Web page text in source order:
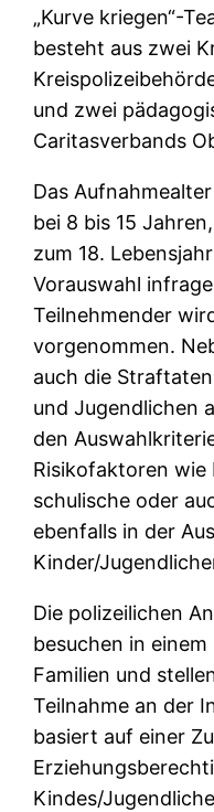
„Kurve kriegen“-
besteht aus zwei
und zwei
Caritasverbands
Das
bei 8 bis 15
zum 18.
Vorauswahl
Teilnehmender
vorgenommen.
auch die
und Jugendlichen
den
Risikofaktoren wie
schulische oder
ebenfalls in der
Kinder/
Die polizeilichen
besuchen in
Familien und
Teilnahme an der
basiert auf einer
Kindes/